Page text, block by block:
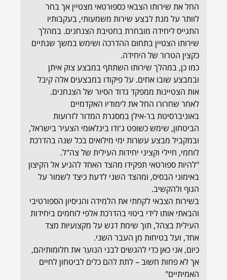
החל את שירותו הצבאי כספורטאי מצטיין אך בחר
לוותר על מנת לבצע שירות משמעותי, בעקבותיו
התגייס ליחידה מובחרת בחטיבת הצנחנים. במהלך
שירותו הצטיין בתחום ההדרכה ושימש במשך שנתיים
כקצין הטרור של היחידה.
כמו כן, במהלך שירותו השתתף במבצע צוק איתן
ובמבצע שובו אחים. על פיקודו במבצעים אלה קיבל
אות הצטיינות ממפקד גדוד הסיור של הצנחנים.
לאחר שחרורו החל את לימודיו האקדמיים
באוניברסיטת בר-אילן במסגרת המדור לזרועות
הביטחון, שימש כשופט ג'ודו בינלאומי הצעיר בישראל,
ובמקביל מבצע עשרות ימי מילואים בכל שנה בהדרכת
לוחמי, חיילי וקציני יחידות העילית של צה"ל.
"להיות ספורטאי תפקידו מהצד האחד להגיע אל הקיצון
באימוני הבסיס, ומהצד השני לדעת כיצד לשמור על
הגוף ולהקשיב.
בשירות הצבאי לקחתי את הלמידה והניסיון הספורטיבי
והבאתי אותו לידי ביטוי בהדרכת אלפי לוחמים ביחידות
העילית בצהל, תוך שימת דגש על מקצועיות מצד
אחד, ועל בטיחות מן העבר השני.
כיום, אני כאן כדי להגשים לבני הנוער את חלומותיהם,
אך לא פחות חשוב – לתת להם כלים לביטחון לחיים
האמיתיים"